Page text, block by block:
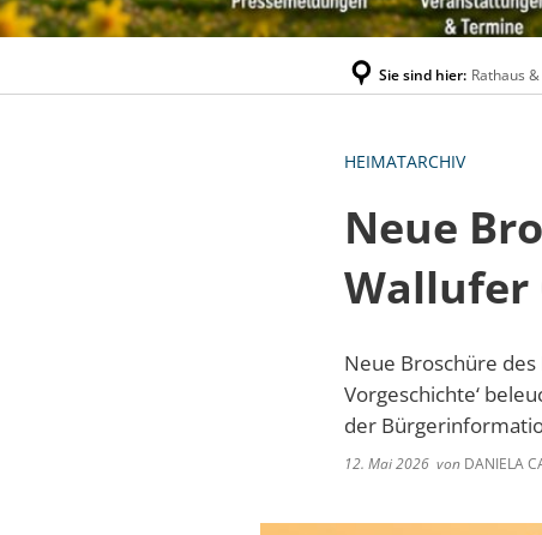
Sie sind hier: Rathaus
HEIMATARCHIV
Neue
Wallufer
Neue Broschüre
Vorgeschichte‘
der
12. Mai 2026 von DANIELA